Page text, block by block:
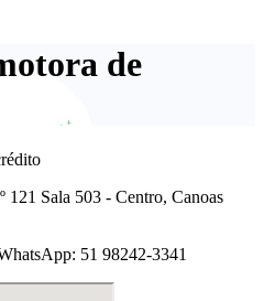
de
121 Sala 503 - Centro, Canoas
51 98242-3341